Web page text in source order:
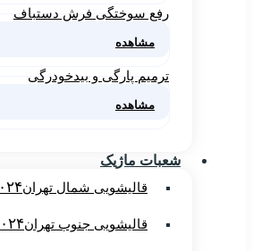
رفع سوختگی فرش دستباف
مشاهده
ترمیم پارگی و بیدخودرگی
مشاهده
شعبات ماژیک
قالیشویی شمال تهران
قالیشویی جنوب تهران